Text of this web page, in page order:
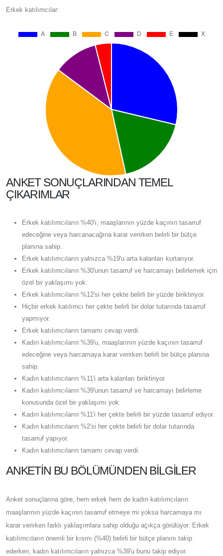
Erkek katılımcılar:
ANKET SONUÇLARINDAN TEMEL
ÇIKARIMLAR
Erkek katılımcıların %40'ı, maaşlarının yüzde kaçının tasarruf
edeceğine veya harcanacağına karar verirken belirli bir bütçe
planına sahip.
Erkek katılımcıların yalnızca %19'u arta kalanları kurtarıyor.
Erkek katılımcıların %30'unun tasarruf ve harcamayı belirlemek için
özel bir yaklaşımı yok.
Erkek katılımcıların %12'si her çekte belirli bir yüzde biriktiriyor.
Hiçbir erkek katılımcı her çekte belirli bir dolar tutarında tasarruf
yapmıyor.
Erkek katılımcıların tamamı cevap verdi.
Kadın katılımcıların %39'u, maaşlarının yüzde kaçının tasarruf
edeceğine veya harcamaya karar verirken belirli bir bütçe planına
sahip.
Kadın katılımcıların %11'i arta kalanları biriktiriyor.
Kadın katılımcıların %39'unun tasarruf ve harcamayı belirleme
konusunda özel bir yaklaşımı yok.
Kadın katılımcıların %11'i her çekte belirli bir yüzde tasarruf ediyor.
Kadın katılımcıların %2'si her çekte belirli bir dolar tutarında
tasarruf yapıyor.
Kadın katılımcıların tamamı cevap verdi.
ANKETIN BU BÖLÜMÜNDEN BILGILER
Anket sonuçlarına göre, hem erkek hem de kadın katılımcıların
maaşlarının yüzde kaçının tasarruf etmeye mi yoksa harcamaya mı
karar verirken farklı yaklaşımlara sahip olduğu açıkça görülüyor. Erkek
katılımcıların önemli bir kısmı (%40) belirli bir bütçe planını takip
ederken, kadın katılımcıların yalnızca %39'u bunu takip ediyor.